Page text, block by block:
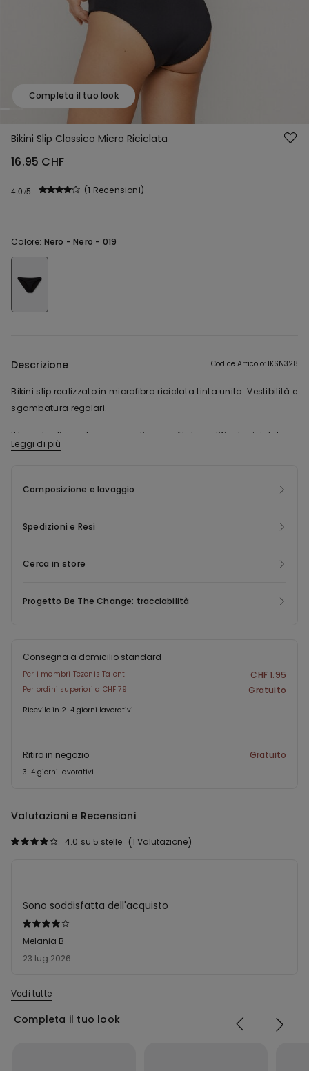
Completa il tuo look
Bikini Slip Classico Micro Riciclata
16.95 CHF
4.0 1 Recensioni
Colore: Nero -Nero - 019
Descrizione Codice Articolo: 1KSN328
Bikini slip realizzato in microfibra riciclata tinta unita. Vestibilità e
sgambatura regolari.
Il tessuto di questo capo contiene un filato certificato riciclato,
ottenuto dalla ri-lavorazione di bottigliette in plastica
recuperiamo gli scarti post consumer dando nuova vita al
Leggi di più
Composizione e lavaggio
Spedizioni e Resi
Cerca in store
Progetto Be The Change: tracciabilità
Consegna a domicilio standard
Per i membri Tezenis Talent CHF 1.95
Per ordini superiori a CHF 79 Gratuito
Ricevilo in 2-4 giorni lavorativi
Ritiro in negozio Gratuito
3-4 giorni lavorativi
Valutazioni e Recensioni
1 Valutazione
4.0 su 5 stelle
Valutato
4
su
23 lug 2026
Melania B
Sono soddisfatta dell'acquisto
Vedi tutte
Completa il tuo look